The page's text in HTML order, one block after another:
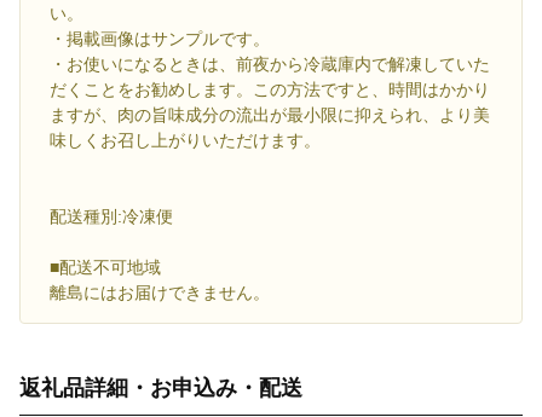
い。
・掲載画像はサンプルです。
・お使いになるときは、前夜から冷蔵庫内で解凍していた
だくことをお勧めします。この方法ですと、時間はかかり
ますが、肉の旨味成分の流出が最小限に抑えられ、より美
味しくお召し上がりいただけます。
配送種別:冷凍便
■配送不可地域
離島にはお届けできません。
返礼品詳細・お申込み・配送